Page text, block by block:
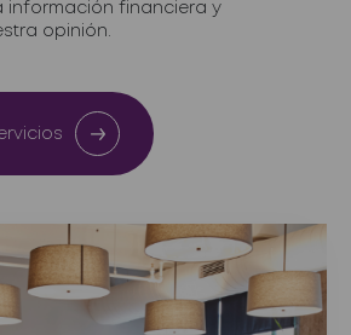
información financiera y
opinión.